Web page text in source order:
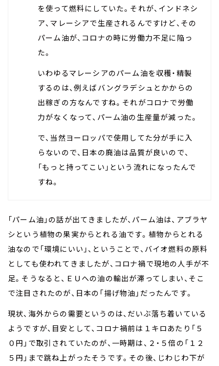
を使って燃料にしていた。それが、インドネシ
ア、マレーシアで生産されるんですけど、その
パーム油が、コロナの時に労働力不足に陥っ
た。
いわゆるマレーシアのパーム油を収穫・精製
するのは、例えばバングラデシュとかからの
出稼ぎの方なんですね。それがコロナで労働
力がなくなって、パーム油の生産量が減った。
で、当然ヨーロッパで使用してた分が手に入
らないので、日本の廃油は品質が良いので、
「もっと持ってこい」という流れになったんで
すね。
「パーム油」の話が出てきましたが、パーム油は、アブラヤ
シという植物の果実からとれる油です。植物からとれる
油なので「環境にいい」、ということで、バイオ燃料の原料
としても使われてきましたが、コロナ禍で現地の人手が不
足。そうなると、ＥＵへの油の輸出が滞ってしまい、そこ
で注目されたのが、日本の「揚げ物油」だったんです。
現状、海外からの需要というのは、だいぶ落ち着いている
ようですが、目安として、コロナ禍前は１キロあたり「５
０円」で取引されていたのが、一時期は、２・５倍の「１２
５円」まで跳ね上がったそうです。その後、じわじわ下が